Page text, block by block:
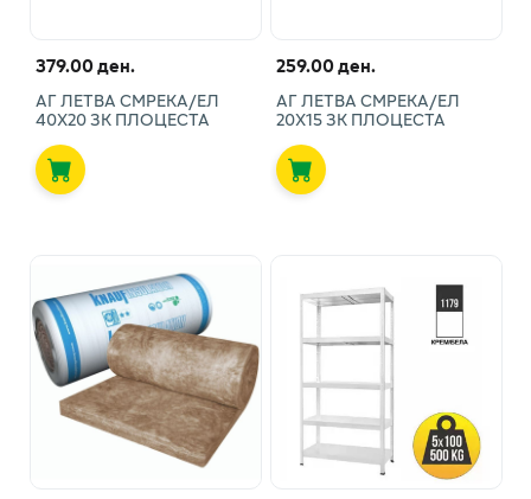
379.00 ден.
АГ ЛЕТВА СМРЕКА/ЕЛ
40X20 ЗК ПЛОЦЕСТА
259.00 ден.
АГ ЛЕТВА СМРЕКА/ЕЛ
20X15 ЗК ПЛОЦЕСТА